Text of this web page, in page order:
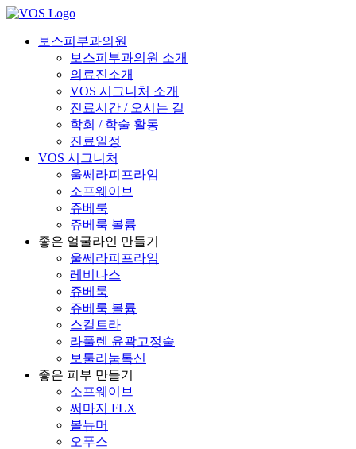
보스피부과의원
보스피부과의원 소개
의료진소개
VOS 시그니처 소개
진료시간 / 오시는 길
학회 / 학술 활동
진료일정
VOS 시그니처
울쎄라피프라임
소프웨이브
쥬베룩
쥬베룩 볼륨
좋은 얼굴라인 만들기
울쎄라피프라임
레비나스
쥬베룩
쥬베룩 볼륨
스컬트라
라풀렌 윤곽고정술
보툴리눔톡신
좋은 피부 만들기
소프웨이브
써마지 FLX
볼뉴머
오푸스